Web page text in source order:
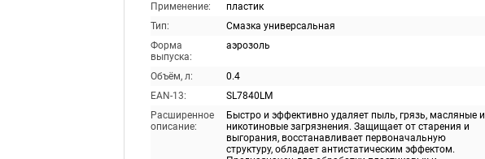
Применение:
пластик
Тип:
Смазка универсальная
Форма
выпуска:
аэрозоль
Объём, л:
0.4
EAN-13:
SL7840LM
Расширенное
описание:
Быстро и эффективно удаляет пыль, грязь, масляные и
никотиновые загрязнения. Защищает от старения и
выгорания, восстанавливает первоначальную
структуру, обладает антистатическим эффектом.